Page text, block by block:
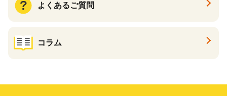
よくあるご質問
コラム